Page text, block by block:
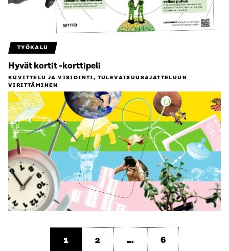
TYÖKALU
Hyvät kortit -korttipeli
KUVITTELU JA VISIOINTI, TULEVAISUUS­AJATTELUUN
VIRITTÄMINEN
1 2 … 6